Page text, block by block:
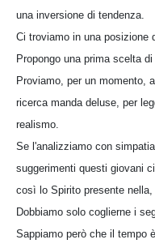
una inversione di tendenza.
Ci troviamo in una posizione
Propongo una prima scelta
Proviamo, per un momento,
ricerca manda deluse, per
realismo.
Se l'analizziamo con
suggerimenti questi giovani
così lo Spirito presente
Dobbiamo solo coglierne i
Sappiamo però che il tempo